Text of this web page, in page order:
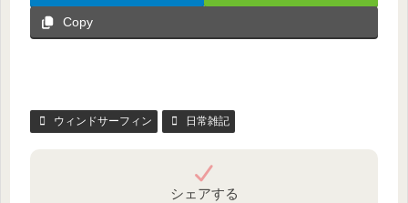
Copy
ウィンドサーフィン 日常雑記
シェアする